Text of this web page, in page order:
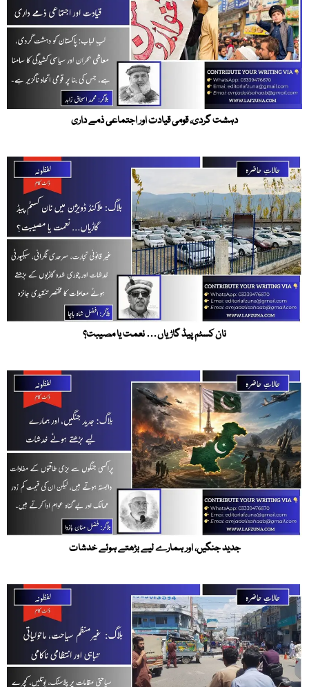
دہشت گردی، قومی قیادت اور اجتماعی ذمے داری
نان کسٹم پیڈ گاڑیاں… نعمت یا مصیبت؟
جدید جنگیں، اور ہمارے لیے بڑھتے ہوئے خدشات